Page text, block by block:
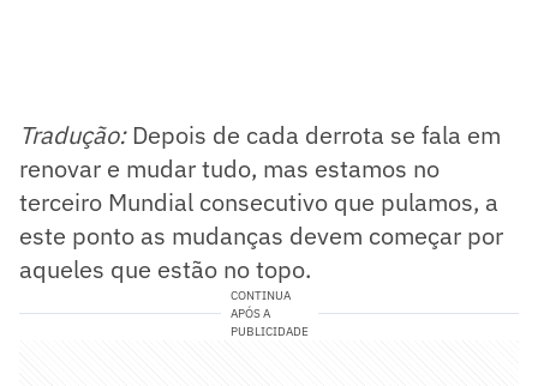
Tradução:Depois de cada derrota se fala em
renovar e mudar tudo, mas estamos no
terceiro Mundial consecutivo que pulamos, a
este ponto as mudanças devem começar por
aqueles que estão no topo.
CONTINUA
APÓS A
PUBLICIDADE